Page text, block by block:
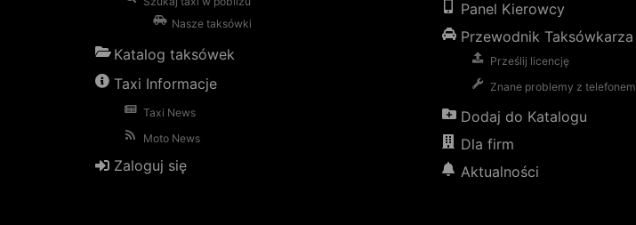
Nasze taksówki
Katalog taksówek
Taxi Informacje
Taxi News
Moto News
Zaloguj się
Panel Kierowcy
Przewodnik Taksówkarza
Prześlij licencję
Znane problemy z telefonem
Dodaj do Katalogu
Dla firm
Aktualności